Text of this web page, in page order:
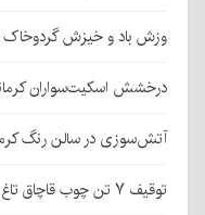
وزش باد و خیزش گردوخاک
درخشش اسکیت‌سواران
آتش‌سوزی در سالن رنگ
توقیف ۷ تن چوب قاچاق تاغ در رفسنجان